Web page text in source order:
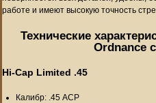
работе и имеют высокую точность
Технические
Ordnance
Hi-Cap Limited .45
Калибр: .45 ACP